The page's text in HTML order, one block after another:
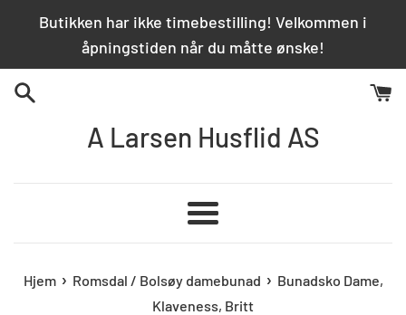
Butikken har ikke timebestilling! Velkommen i
åpningstiden når du måtte ønske!
A Larsen Husflid AS
Meny
Hjem › Romsdal / Bolsøy damebunad › Bunadsko Dame,
Klaveness, Britt